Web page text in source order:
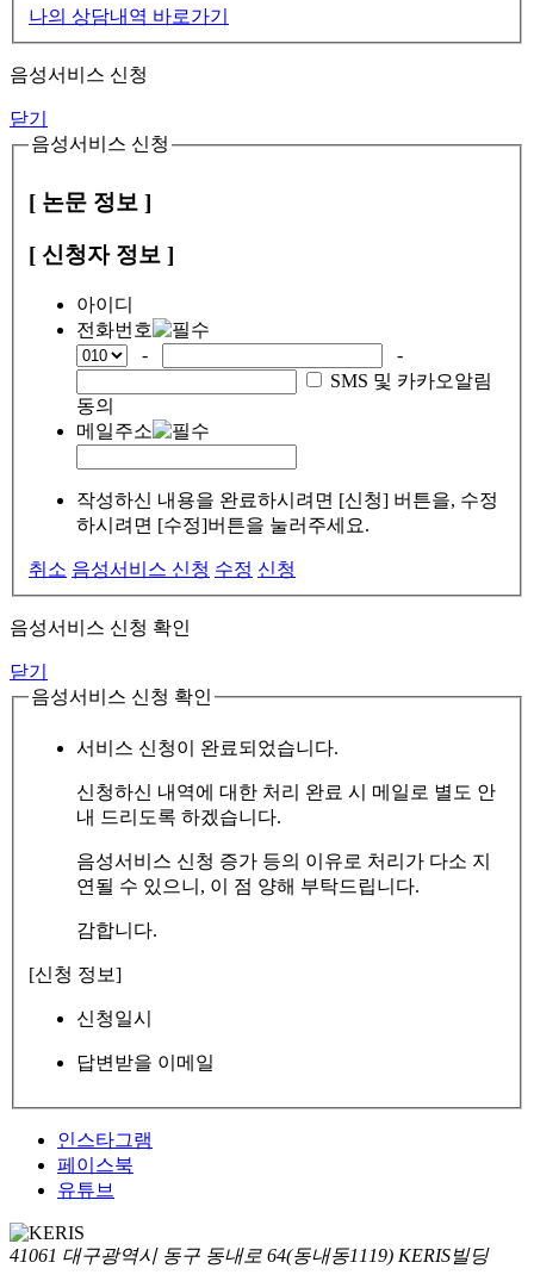
나의 상담내역 바로가기
음성서비스 신청
닫기
음성서비스 신청
[ 논문 정보 ]
[ 신청자 정보 ]
아이디
전화번호
-
-
SMS 및 카카오알림
동의
메일주소
작성하신 내용을 완료하시려면 [신청] 버튼을, 수정
하시려면 [수정]버튼을 눌러주세요.
취소 음성서비스 신청 수정 신청
음성서비스 신청 확인
닫기
음성서비스 신청 확인
서비스 신청이 완료되었습니다.
신청하신 내역에 대한 처리 완료 시 메일로 별도 안
내 드리도록 하겠습니다.
음성서비스 신청 증가 등의 이유로 처리가 다소 지
연될 수 있으니, 이 점 양해 부탁드립니다.
감합니다.
[신청 정보]
신청일시
답변받을 이메일
인스타그램
페이스북
유튜브
41061 대구광역시 동구 동내로 64(동내동1119) KERIS빌딩